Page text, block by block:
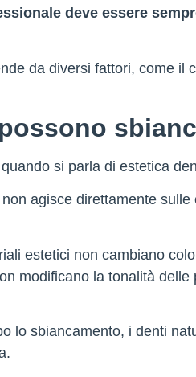
deve essere
da diversi fattori, come il
si parla di estetica
agisce direttamente
estetici non cambiano
modificano la tonalità
lo sbiancamento, i denti